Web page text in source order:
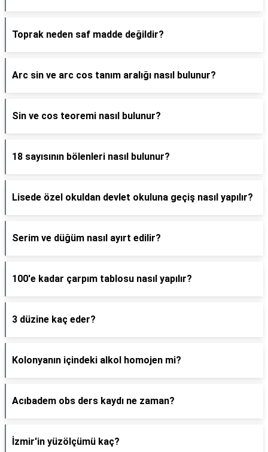
Toprak neden saf madde değildir?
Arc sin ve arc cos tanım aralığı nasıl bulunur?
Sin ve cos teoremi nasıl bulunur?
18 sayısının bölenleri nasıl bulunur?
Lisede özel okuldan devlet okuluna geçiş nasıl yapılır?
Serim ve düğüm nasıl ayırt edilir?
100'e kadar çarpım tablosu nasıl yapılır?
3 düzine kaç eder?
Kolonyanın içindeki alkol homojen mi?
Acıbadem obs ders kaydı ne zaman?
İzmir'in yüzölçümü kaç?